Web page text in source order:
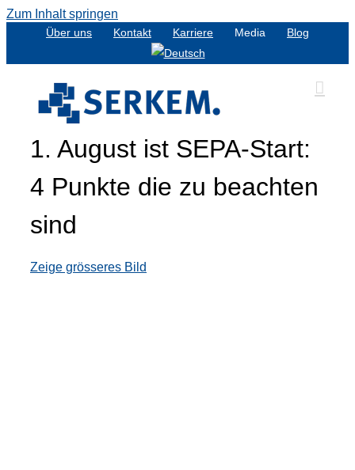
Zum Inhalt springen
Über uns Kontakt Karriere Media Blog
Zeige grösseres Bild
1. August ist SEPA-Start:
4 Punkte die zu beachten
sind